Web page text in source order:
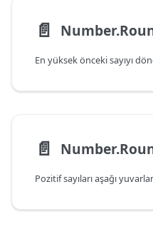
📄️
📄️